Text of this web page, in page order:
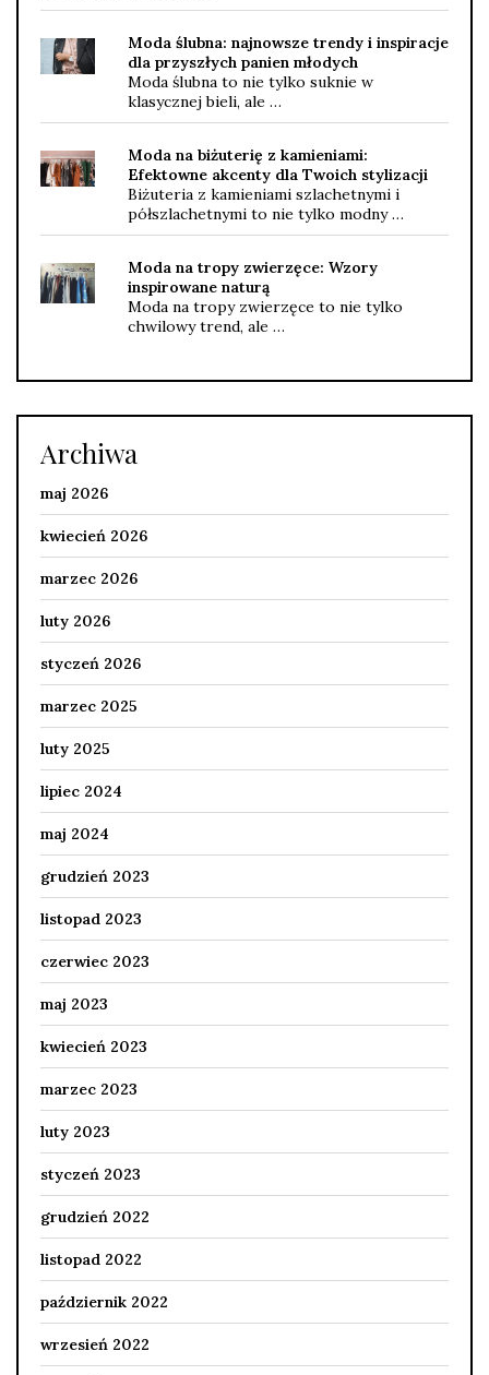
Moda ślubna: najnowsze trendy i inspiracje
dla przyszłych panien młodych
Moda ślubna to nie tylko suknie w
klasycznej bieli, ale …
Moda na biżuterię z kamieniami:
Efektowne akcenty dla Twoich stylizacji
Biżuteria z kamieniami szlachetnymi i
półszlachetnymi to nie tylko modny …
Moda na tropy zwierzęce: Wzory
inspirowane naturą
Moda na tropy zwierzęce to nie tylko
chwilowy trend, ale …
Archiwa
maj 2026
kwiecień 2026
marzec 2026
luty 2026
styczeń 2026
marzec 2025
luty 2025
lipiec 2024
maj 2024
grudzień 2023
listopad 2023
czerwiec 2023
maj 2023
kwiecień 2023
marzec 2023
luty 2023
styczeń 2023
grudzień 2022
listopad 2022
październik 2022
wrzesień 2022